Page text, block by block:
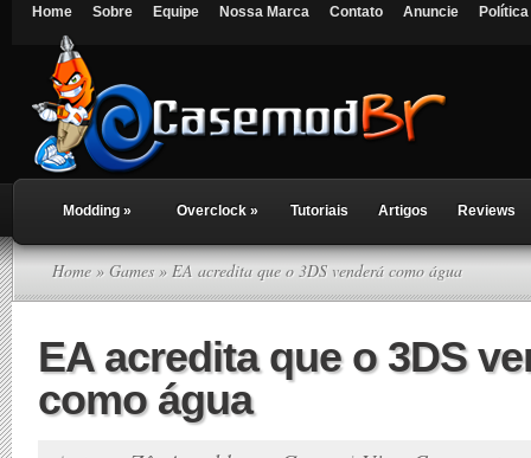
Home Sobre Equipe Nossa Marca Contato Anuncie
Modding » Overclock » Tutoriais Artigos Reviews
Home » Games» EA acredita que o 3DS venderá como água
EA acredita que o 3DS
como água